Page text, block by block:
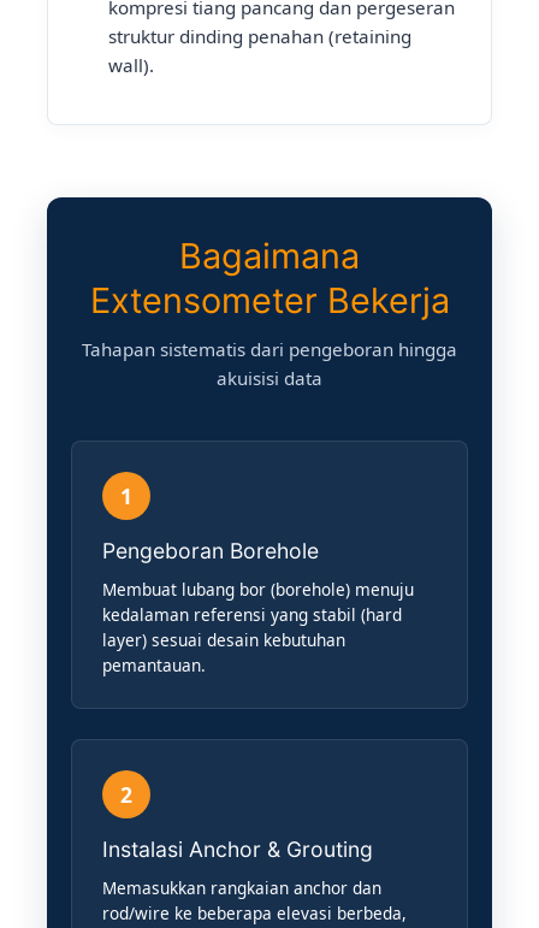
kompresi tiang pancang dan pergeseran
struktur dinding penahan (retaining
wall).
Bagaimana
Extensometer Bekerja
Tahapan sistematis dari pengeboran hingga
akuisisi data
1
Pengeboran Borehole
Membuat lubang bor (borehole) menuju
kedalaman referensi yang stabil (hard
layer) sesuai desain kebutuhan
pemantauan.
2
Instalasi Anchor & Grouting
Memasukkan rangkaian anchor dan
rod/wire ke beberapa elevasi berbeda,